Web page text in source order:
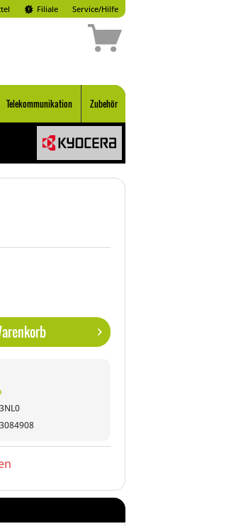
Filiale Service/Hilfe
Telekommunikation Zubehör